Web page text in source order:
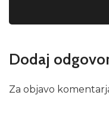
Dodaj
Za objavo